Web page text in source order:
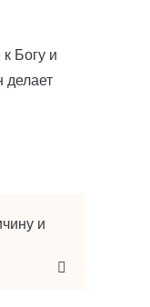
Богу и
делает
и